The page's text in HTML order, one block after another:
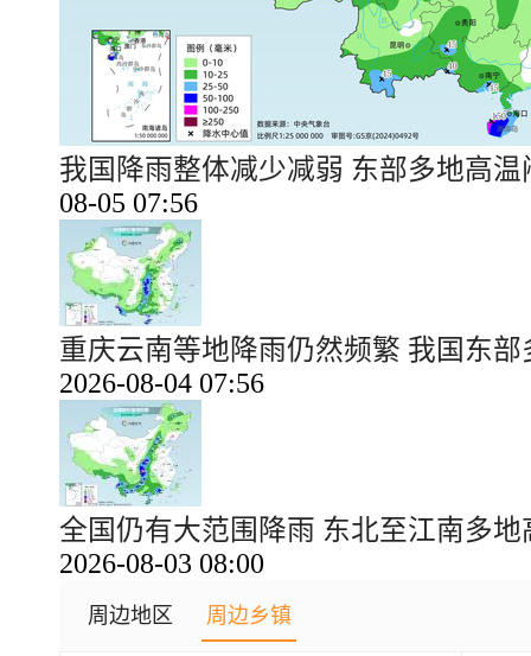
我国降雨整体减少减弱 东部多地高
08-05 07:56
重庆云南等地降雨仍然频繁 我国东
2026-08-04 07:56
全国仍有大范围降雨 东北至江南多
2026-08-03 08:00
周边地区 周边乡镇